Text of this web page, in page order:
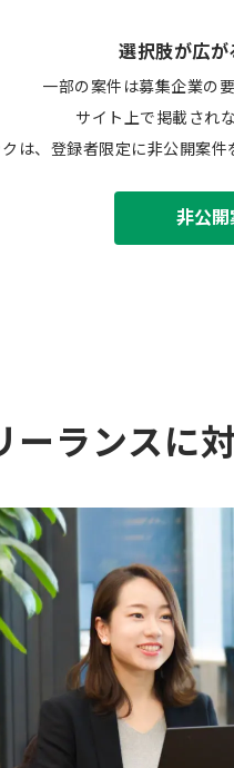
選択肢が広が
一部の案件は募集企業の
サイト上で掲載され
クは、登録者限定に非公開案
非公
ーランスに